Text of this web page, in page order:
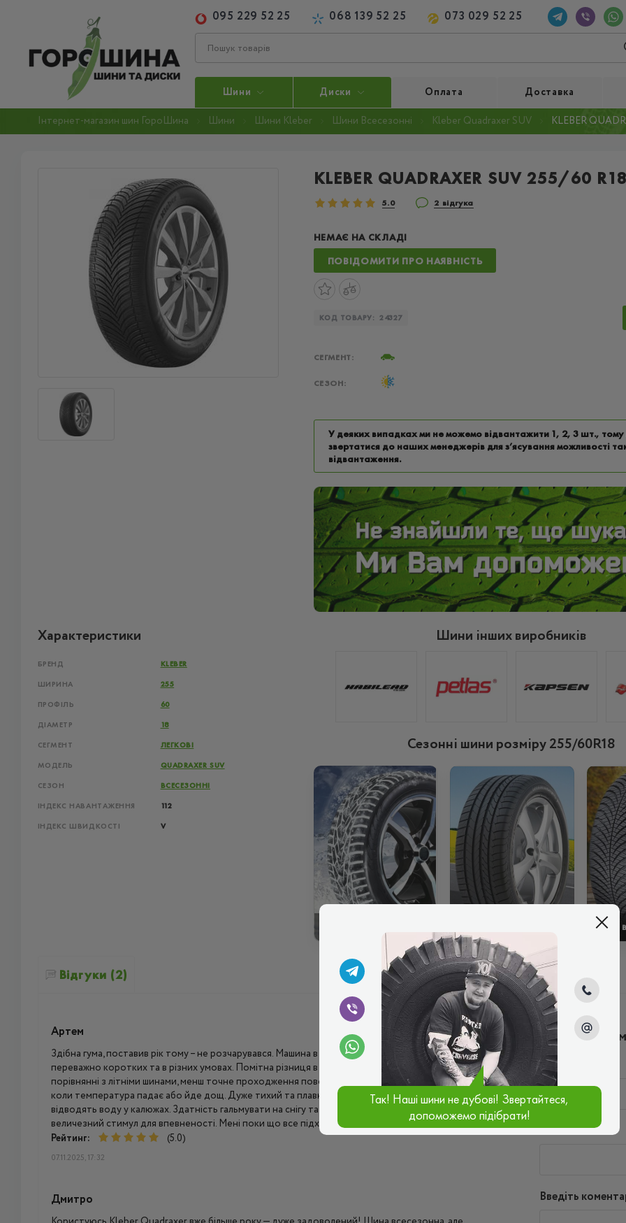
095 229 52 25 068 139 52 25 073 029 52 25
Шини Диски Оплата Доставка
Інтернет-магазин шин ГороШина Шини Шини Kleber Шини Всесезонні Kleber Quadraxer SUV KLEBER
KLEBER QUADRAXER SUV 255/60
5.0 2 відгука
НЕМАЄ НА СКЛАДІ
ПОВІДОМИТИ ПРО НАЯВНІСТЬ
КОД ТОВАРУ: 24327
СЕГМЕНТ:
СЕЗОН:
У деяких випадках ми не можемо відвантажити 1, 2, 3 шт.,
звертатися до наших менеджерів для з’ясування можливості
відвантаження.
Характеристики
БРЕНД KLEBER
ШИРИНА 255
ПРОФІЛЬ 60
ДІАМЕТР 18
СЕГМЕНТ ЛЕГКОВІ
МОДЕЛЬ QUADRAXER SUV
СЕЗОН ВСЕСЕЗОННІ
ІНДЕКС НАВАНТАЖЕННЯ 112
ІНДЕКС ШВИДКОСТІ V
Шини інших виробників
Сезонні шини розміру 255/60R18
Відгуки (2)
Артем
Здібна гума, поставив рік тому – не розчарувався. Машина в основному для домашніх поїздок,
переважно коротких та в різних умовах. Помітна різниця в керованості в суху спекотну погоду в
порівнянні з літніми шинами, менш точне проходження поворотів, але це компенсується з лишком,
коли температура падає або йде дощ. Дуже тихий та плавний хід у будь-яких умовах. Добре
відводять воду у калюжах. Здатність гальмувати на снігу та безпечно спускатися зі схилу – це
величезний стимул для впевненості. Мені поки що все підходить.
Рейтинг:
(5.0)
07.11.2025, 17:32
Дмитро
Написати
Ім'я*
Ваш e-mail*
Введіть
Так! Наші шини не дубові! Звертайтеся,
допоможемо підібрати!